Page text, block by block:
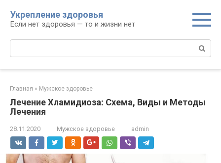
контенту
Укрепление здоровья
Если нет здоровья — то и жизни нет
Поиск:
Главная » Мужское здоровье
Лечение Хламидиоза: Схема, Виды и Методы
Лечения
28.11.2020 Мужское здоровье admin